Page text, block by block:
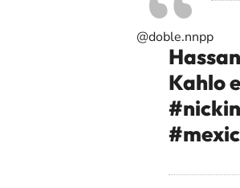
@doble.nnpp
Kahlo